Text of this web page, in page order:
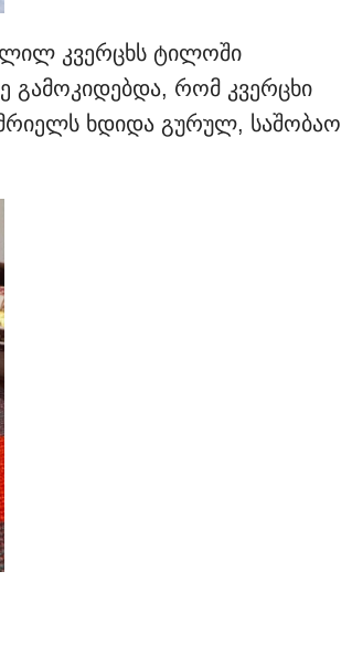
კვერცხს ტილოში
გამოკიდებდა, რომ კვერცხი
ხდიდა გურულ, საშობაო